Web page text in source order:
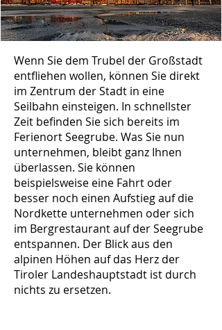
Wenn Sie dem Trubel der Großstadt
entfliehen wollen, können Sie direkt
im Zentrum der Stadt in eine
Seilbahn einsteigen. In schnellster
Zeit befinden Sie sich bereits im
Ferienort Seegrube. Was Sie nun
unternehmen, bleibt ganz Ihnen
überlassen. Sie können
beispielsweise eine Fahrt oder
besser noch einen Aufstieg auf die
Nordkette unternehmen oder sich
im Bergrestaurant auf der Seegrube
entspannen. Der Blick aus den
alpinen Höhen auf das Herz der
Tiroler Landeshauptstadt ist durch
nichts zu ersetzen.